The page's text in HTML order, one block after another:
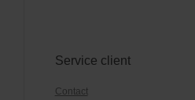
Service client
Contact